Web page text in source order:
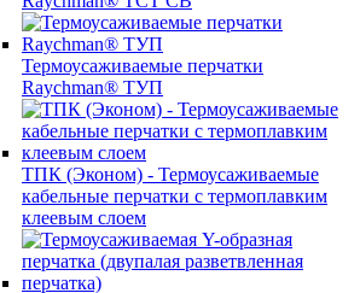
Термоусаживаемые перчатки
Raychman® ТУП
ТПК (Эконом) - Термоусаживаемые
кабельные перчатки с термоплавким
клеевым слоем